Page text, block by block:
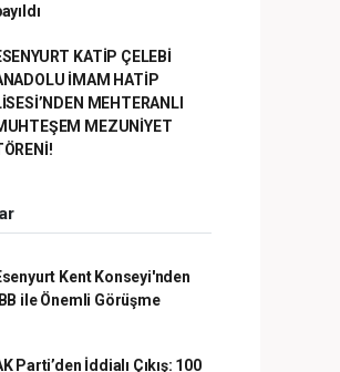
KATİP ÇELEBİ
İMAM HATİP
MEHTERANLI
MEZUNİYET
Kent Konseyi'nden
ile Önemli Görüşme
Parti’den İddialı Çıkış: 100